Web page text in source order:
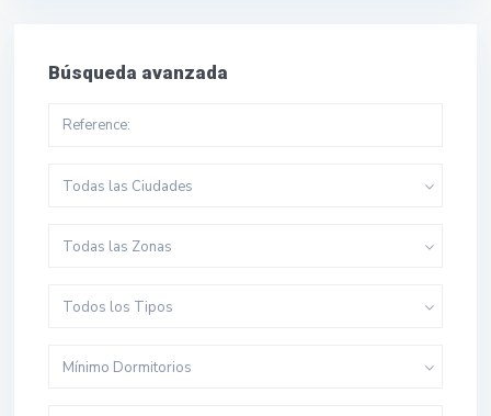
Búsqueda avanzada
Todas las Ciudades
Todas las Zonas
Todos los Tipos
Mínimo Dormitorios